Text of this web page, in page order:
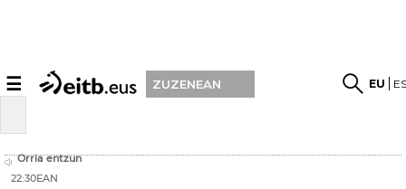
☰ ZUZENEAN EU
Orria entzun
22:30EAN